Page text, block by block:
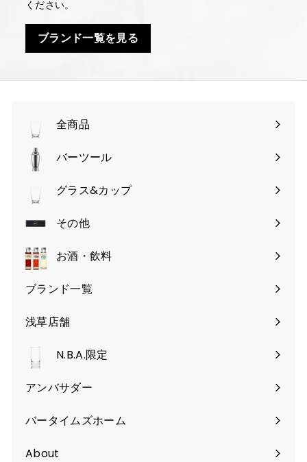
ください。
ブランド一覧を見る
全商品
バーツール
サ
メ
ニ
ー
を
く
グラス&カップ
サ
ブ
ニ
ュ
ー
を
く
その他
サ
ブ
メ
ニ
ー
を
開
く
お酒・飲料
ブランド一覧
浅草店舗
N.B.A.限定
アンバサダー
バータイムズホーム
About